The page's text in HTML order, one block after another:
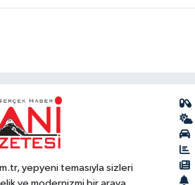
yepyeni temasıyla sizleri